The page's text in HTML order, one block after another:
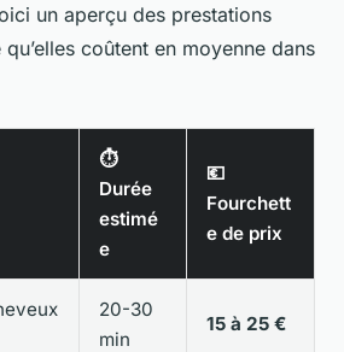
un aperçu des prestations
coûtent en moyenne dans
⏱️
Durée
estimé
e
💶
Fourchett
e de prix
20-30
min
15 à 25 €